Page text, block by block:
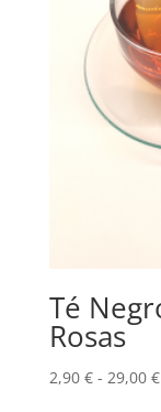
Té
Rosas
2,90 € - 29,00 €